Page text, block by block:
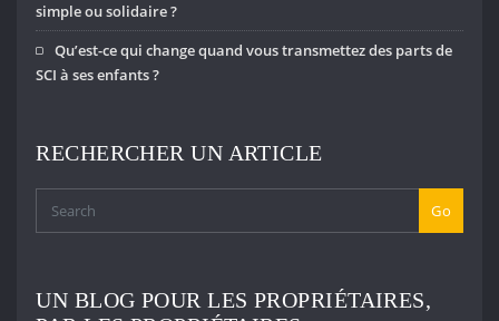
simple ou solidaire ?
Qu’est-ce qui change quand vous transmettez des parts de
SCI à ses enfants ?
RECHERCHER UN ARTICLE
Go
UN BLOG POUR LES PROPRIÉTAIRES,